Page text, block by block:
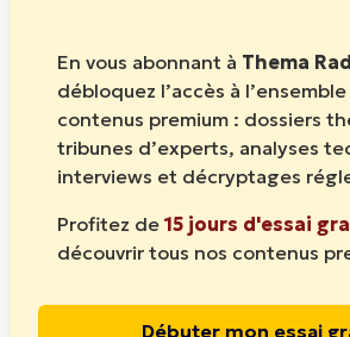
En vous abonnant à Thema
débloquez l’accès à
contenus premium : dossiers
tribunes d’experts, analyses
interviews et décryptages
Profitez de 15 jours d'essai
découvrir tous nos contenus
Débuter mon essai